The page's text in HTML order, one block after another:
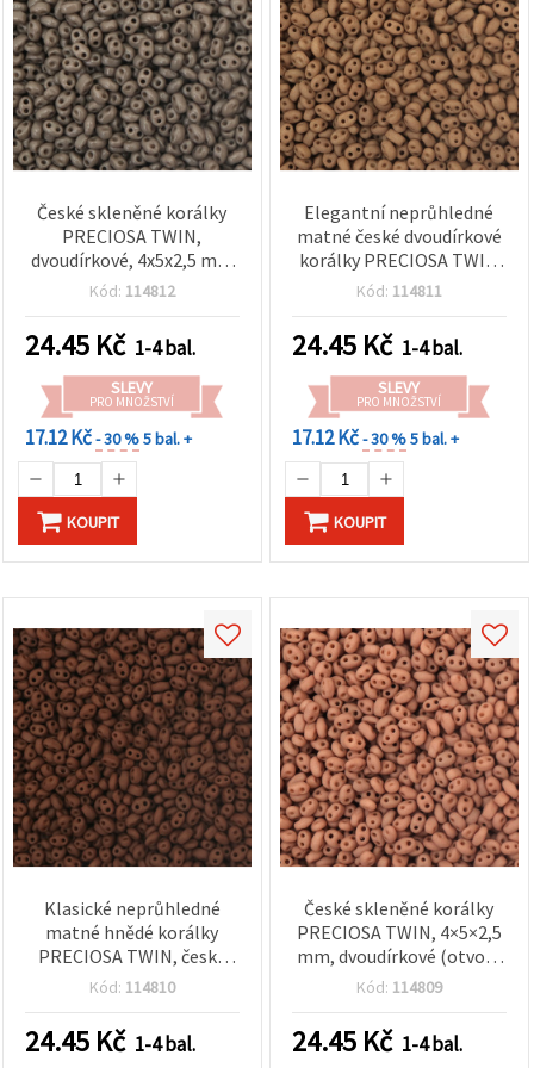
České skleněné korálky
PRECIOSA TWIN,
dvoudírkové, 4x5x2,5 mm
(průvlek 1 mm),
šedohnědá, 10 g ±130 ks
Kód: 114812
24.45 Kč 1-4 bal.
SLEVY
PRO MNOŽSTVÍ
17.12 Kč- 30 %5 bal. +
KOUPIT
Elegantní neprůhledné
matné české dvoudírkové
korálky PRECIOSA TWIN
4×5×2,5 mm, průměr dírky
odstín – ideální na šperky,
korálkování a DIY tvoření
– 10 g (±130 ks)
Kód: 114811
24.45 Kč 1-4 bal.
SLEVY
PRO MNOŽSTVÍ
17.12 Kč- 30 %5 bal. +
KOUPIT
Klasické neprůhledné
matné hnědé korálky
PRECIOSA TWIN, české
sklo, 4×5×2,5 mm,
mm) – ideální na šperky,
korálkování a DIY tvoření
Kód: 114810
24.45 Kč 1-4 bal.
České skleněné korálky
PRECIOSA TWIN, 4×5×2,5
mm, dvoudírkové (otvory
1 mm), neprůhledné
±130 ks
Kód: 114809
24.45 Kč 1-4 bal.